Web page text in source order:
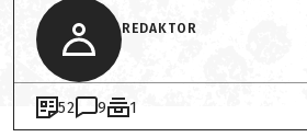
REDAKTOR
52 9 1